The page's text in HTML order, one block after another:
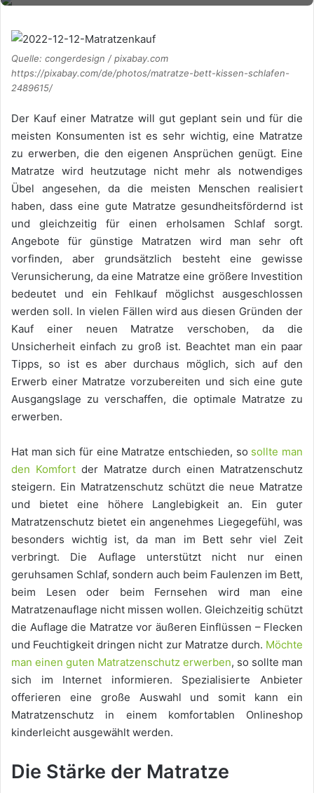
Quelle: congerdesign / pixabay.com
https://pixabay.com/de/photos/matratze-bett-kissen-schlafen-
2489615/
Der Kauf einer Matratze will gut geplant sein und für die
meisten Konsumenten ist es sehr wichtig, eine Matratze
zu erwerben, die den eigenen Ansprüchen genügt. Eine
Matratze wird heutzutage nicht mehr als notwendiges
Übel angesehen, da die meisten Menschen realisiert
haben, dass eine gute Matratze gesundheitsfördernd ist
und gleichzeitig für einen erholsamen Schlaf sorgt.
Angebote für günstige Matratzen wird man sehr oft
vorfinden, aber grundsätzlich besteht eine gewisse
Verunsicherung, da eine Matratze eine größere Investition
bedeutet und ein Fehlkauf möglichst ausgeschlossen
werden soll. In vielen Fällen wird aus diesen Gründen der
Kauf einer neuen Matratze verschoben, da die
Unsicherheit einfach zu groß ist. Beachtet man ein paar
Tipps, so ist es aber durchaus möglich, sich auf den
Erwerb einer Matratze vorzubereiten und sich eine gute
Ausgangslage zu verschaffen, die optimale Matratze zu
erwerben.
Hat man sich für eine Matratze entschieden, so sollte man
den Komfortder Matratze durch einen Matratzenschutz
steigern. Ein Matratzenschutz schützt die neue Matratze
und bietet eine höhere Langlebigkeit an. Ein guter
Matratzenschutz bietet ein angenehmes Liegegefühl, was
besonders wichtig ist, da man im Bett sehr viel Zeit
verbringt. Die Auflage unterstützt nicht nur einen
geruhsamen Schlaf, sondern auch beim Faulenzen im Bett,
beim Lesen oder beim Fernsehen wird man eine
Matratzenauflage nicht missen wollen. Gleichzeitig schützt
die Auflage die Matratze vor äußeren Einflüssen – Flecken
und Feuchtigkeit dringen nicht zur Matratze durch. Möchte
man einen guten Matratzenschutz erwerben, so sollte man
sich im Internet informieren. Spezialisierte Anbieter
offerieren eine große Auswahl und somit kann ein
Matratzenschutz in einem komfortablen Onlineshop
kinderleicht ausgewählt werden.
Die Stärke der Matratze